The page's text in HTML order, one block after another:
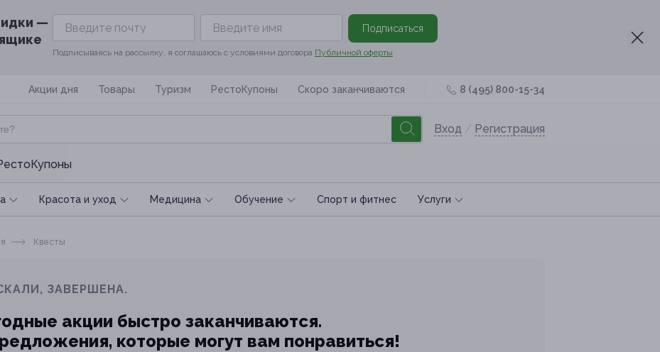
—
Подписаться
Подписываясь на рассылку, я соглашаюсь с условиями договора Публичной оферты
Акции дня Товары Туризм РестоКупоны Скоро заканчиваются 8 (495) 800-15-34
Вход / Регистрация
Красота и уход Медицина Обучение Спoрт и фитнес Услуги
Квеcты
ЗАВЕРШЕНА.
акции быстро заканчиваются.
которые могут вам понравиться!